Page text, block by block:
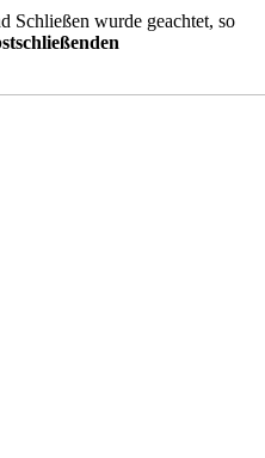
Schließen wurde geachtet, so